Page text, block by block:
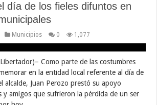
día de los fieles difuntos en
Municipios 0 1,077
Como parte de las costumbres
en la entidad local referente al día de
alcalde, Juan Perozo prestó su apoyo
y amigos que sufrieron la pérdida de un ser